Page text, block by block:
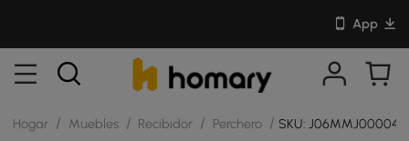
App
Hogar / Muebles / Recibidor / Perchero / SKU: